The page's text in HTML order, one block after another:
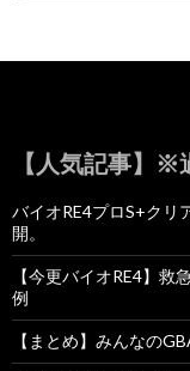
【人気記事】※
バイオRE4プロS+クリ
開。
【今更バイオRE4】
例
【まとめ】みんなの